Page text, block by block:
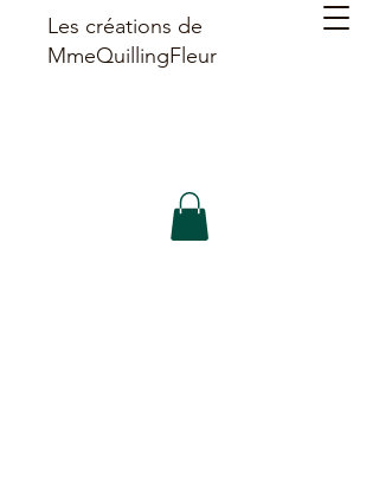
Les créations de
MmeQuillingFleur